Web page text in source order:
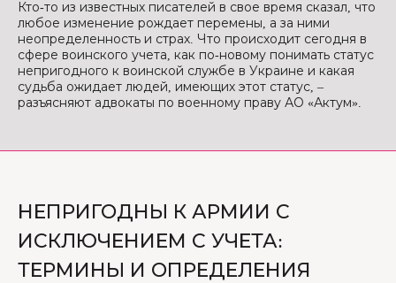
Кто-то из известных писателей в свое время сказал, что
любое изменение рождает перемены, а за ними
неопределенность и страх. Что происходит сегодня в
сфере воинского учета, как по-новому понимать статус
непригодного к воинской службе в Украине и какая
судьба ожидает людей, имеющих этот статус, –
разъясняют адвокаты по военному праву АО «Актум».
НЕПРИГОДНЫ К АРМИИ С
ИСКЛЮЧЕНИЕМ С УЧЕТА:
ТЕРМИНЫ И ОПРЕДЕЛЕНИЯ